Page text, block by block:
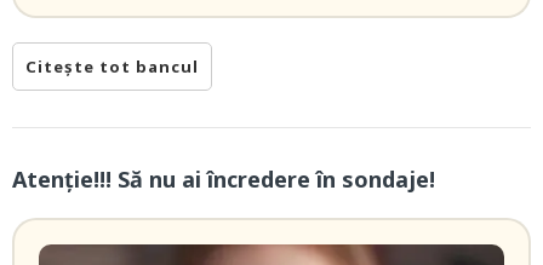
Citește tot bancul
Atenție!!! Să nu ai încredere în sondaje!